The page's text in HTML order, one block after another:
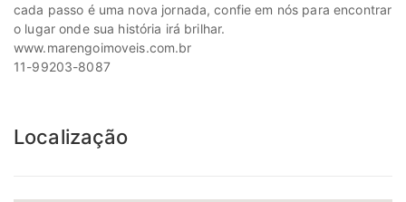
cada passo é uma nova jornada, confie em nós para encontrar
o lugar onde sua história irá brilhar.
www.marengoimoveis.com.br
11-99203-8087
Localização